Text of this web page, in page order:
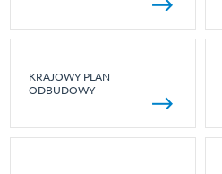
KRAJOWY PLAN
ODBUDOWY